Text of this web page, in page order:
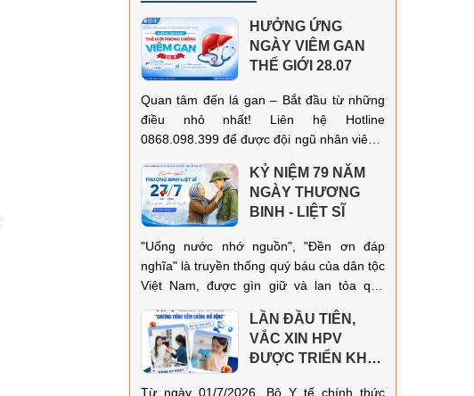
HƯỞNG ỨNG
NGÀY VIÊM GAN
THẾ GIỚI 28.07
Quan tâm đến lá gan – Bắt đầu từ những
điều nhỏ nhất! Liên hệ Hotline
0868.098.399 để được đội ngũ nhân viên y
lịch nhanh chóng.
KỶ NIỆM 79 NĂM
NGÀY THƯƠNG
BINH - LIỆT SĨ
"Uống nước nhớ nguồn", "Đền ơn đáp
nghĩa" là truyền thống quý báu của dân tộc
Việt Nam, được gìn giữ và lan tỏa qua
LẦN ĐẦU TIÊN,
VẮC XIN HPV
ĐƯỢC TRIỂN KHAI
Từ ngày 01/7/2026, Bộ Y tế chính thức